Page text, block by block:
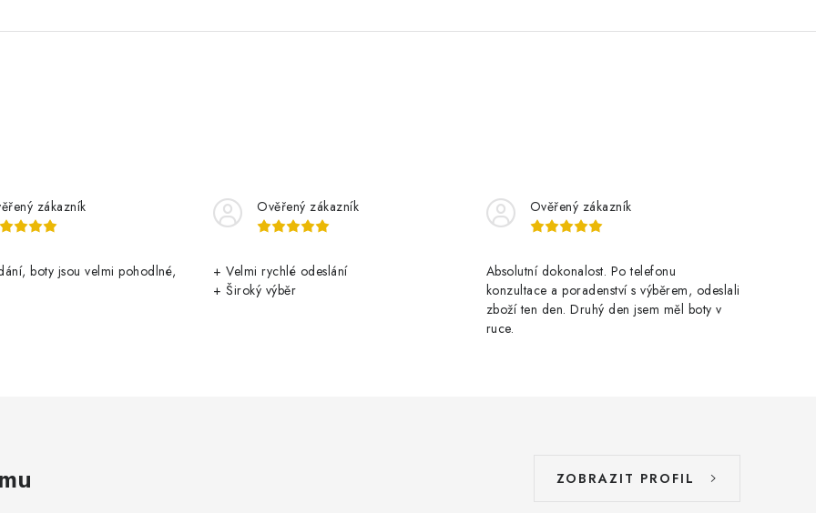
zákazník
boty jsou velmi pohodlné,
Ověřený zákazník
+ Velmi rychlé odeslání
+ Široký výběr
Ověřený zákazník
Absolutní dokonalost. Po telefonu
konzultace a poradenství s výběrem, odeslali
zboží ten den. Druhý den jsem měl boty v
ruce.
ZOBRAZIT PROFIL